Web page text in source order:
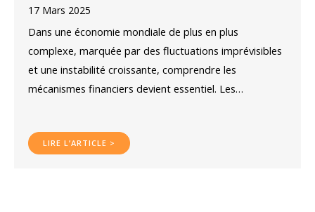
17 Mars 2025
Dans une économie mondiale de plus en plus
complexe, marquée par des fluctuations imprévisibles
et une instabilité croissante, comprendre les
mécanismes financiers devient essentiel. Les…
LIRE L’ARTICLE >